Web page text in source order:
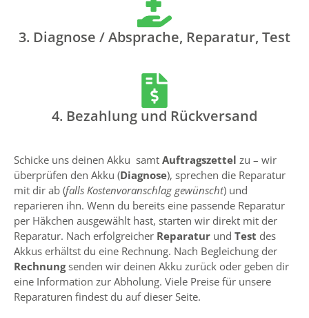
3. Diagnose / Absprache, Reparatur, Test
4. Bezahlung und Rückversand
Schicke uns deinen Akku samt Auftragszettel zu – wir
überprüfen den Akku (Diagnose), sprechen die Reparatur
mit dir ab (falls Kostenvoranschlag gewünscht) und
reparieren ihn. Wenn du bereits eine passende Reparatur
per Häkchen ausgewählt hast, starten wir direkt mit der
Reparatur. Nach erfolgreicher Reparatur und Test des
Akkus erhältst du eine Rechnung. Nach Begleichung der
Rechnungsenden wir deinen Akku zurück oder geben dir
eine Information zur Abholung. Viele Preise für unsere
Reparaturen findest du auf dieser Seite.